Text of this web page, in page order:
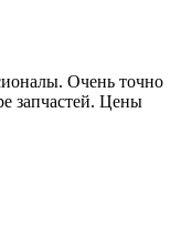
Очень точно
запчастей. Цены